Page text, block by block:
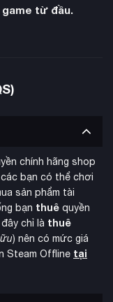
nhiều nội dung
từ đầu.
chính hãng shop
bạn có thể chơi
sản phẩm tài
bạn thuê quyền
đây chỉ là thuê
) nên có mức giá
Steam Offline tại